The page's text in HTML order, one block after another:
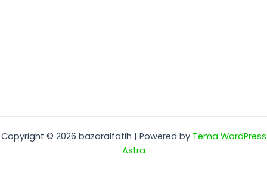
Copyright © 2026 bazaralfatih | Powered by Tema WordPress
Astra